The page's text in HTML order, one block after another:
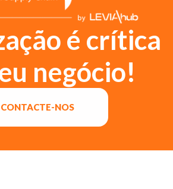
é crítica
negócio!
CONTACTE-NOS